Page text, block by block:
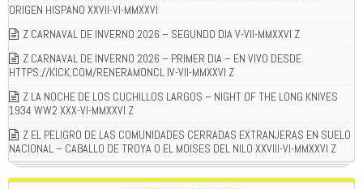
ORIGEN HISPANO XXVII-VI-MMXXVI
Z CARNAVAL DE INVERNO 2026 – SEGUNDO DIA V-VII-MMXXVI Z
Z CARNAVAL DE INVERNO 2026 – PRIMER DIA – EN VIVO DESDE
HTTPS://KICK.COM/RENERAMONCL IV-VII-MMXXVI Z
Z LA NOCHE DE LOS CUCHILLOS LARGOS – NIGHT OF THE LONG KNIVES
1934 WW2 XXX-VI-MMXXVI Z
Z EL PELIGRO DE LAS COMUNIDADES CERRADAS EXTRANJERAS EN SUELO
NACIONAL – CABALLO DE TROYA O EL MOISES DEL NILO XXVIII-VI-MMXXVI Z